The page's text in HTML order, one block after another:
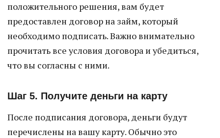
положительного решения, вам будет
предоставлен договор на займ, который
необходимо подписать. Важно внимательно
прочитать все условия договора и убедиться,
что вы согласны с ними.
Шаг 5. Получите деньги на карту
После подписания договора, деньги будут
перечислены на вашу карту. Обычно это